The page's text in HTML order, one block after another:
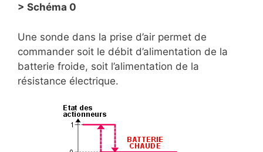
> Schéma 0
Une sonde dans la prise d’air permet de
commander soit le débit d’alimentation de la
batterie froide, soit l’alimentation de la
résistance électrique.